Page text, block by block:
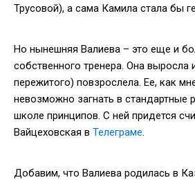
Трусовой), а сама Камила стала бы
Но нынешняя Валиева – это еще и
собственного тренера. Она выросла
пережитого) повзрослела. Ее, как
невозможно загнать в стандартные
школе принципов. С ней придется
Вайцеховская в Телеграме.
Добавим, что Валиева родилась в